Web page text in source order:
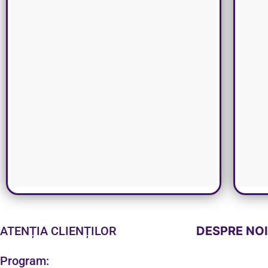
ATENȚIA CLIENȚILOR
Program:
DESPRE NOI